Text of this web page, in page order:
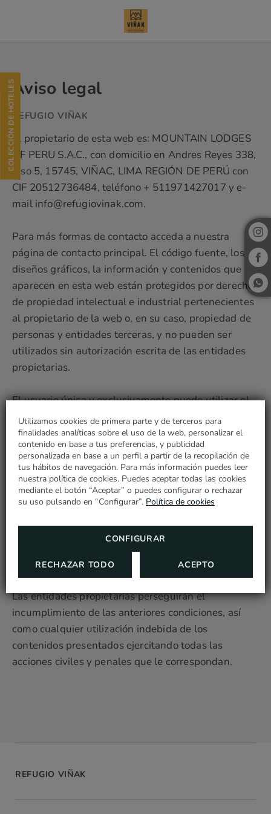
Utilizamos cookies de primera parte y de terceros para
finalidades analíticas sobre el uso de la web, personalizar el
contenido en base a tus preferencias, y publicidad
personalizada en base a un perfil a partir de la recopilación de
tus hábitos de navegación. Para más información puedes leer
nuestra política de cookies. Puedes aceptar todas las cookies
mediante el botón “Aceptar” o puedes configurar o rechazar
su uso pulsando en “Configurar”. Política de cookies
CONFIGURAR
RECHAZAR TODO ACEPTO
Aviso legal
El propietario de esta web es: MOUNTAIN LODGES
OF PERU S.A.C., con domicilio en Andres Reyes 338,
piso 5, 15745, VIÑAC, LIMA REGIÓN DE PERÚ con
CIF 20512736484, teléfono + 511971427017 y e-
mail info@refugiovinak.com.
Para más formas de contacto acceda a nuestra
página de contacto principal. El código fuente, los
diseños gráficos, la información y contenidos que
aparecen en esta web están protegidos por derechos
de propiedad intelectual e industrial pertenecientes
al propietario de la web o, en su caso, propiedad de
personas y entidades terceras, y no pueden ser
utilizados sin autorización escrita de las entidades
propietarias.
El usuario única y exclusivamente puede utilizar el
material que aquí aparezca para su uso personal y
privado, siempre que respete todos los derechos de
propiedad intelectual, propiedad industrial y demás
derechos de propiedad, quedando, por tanto,
terminantemente prohibida su reproducción o
cualquier otro tipo de utilización con fines
cualquier finalidad.
Las entidades propietarias perseguirán el
incumplimiento de las anteriores condiciones, así
como cualquier utilización indebida de los
contenidos presentados ejercitando todas las
acciones civiles y penales que le correspondan.
REFUGIO VIÑAK
ESCAPADA RELAX
¡Disfrute todo el año en las montañas con
esta promoción especial!
MÁS INFORMACIÓN
COLECCIÓN DE HOTELES